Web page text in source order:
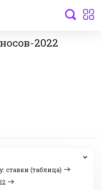
2022
ставки (таблица)